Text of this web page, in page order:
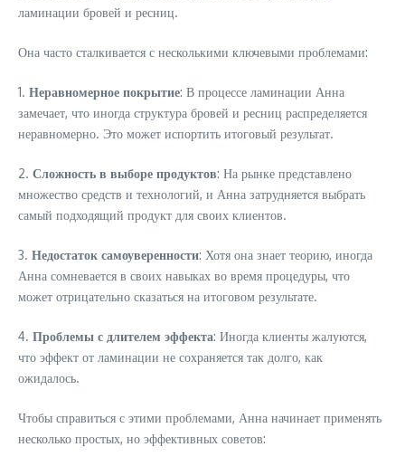
ламинации бровей и ресниц.
Она часто сталкивается с несколькими ключевыми проблемами:
1. Неравномерное покрытие: В процессе ламинации Анна
замечает, что иногда структура бровей и ресниц распределяется
неравномерно. Это может испортить итоговый результат.
2. Сложность в выборе продуктов: На рынке представлено
множество средств и технологий, и Анна затрудняется выбрать
самый подходящий продукт для своих клиентов.
3. Недостаток самоуверенности: Хотя она знает теорию, иногда
Анна сомневается в своих навыках во время процедуры, что
может отрицательно сказаться на итоговом результате.
4. Проблемы с длителем эффекта: Иногда клиенты жалуются,
что эффект от ламинации не сохраняется так долго, как
ожидалось.
Чтобы справиться с этими проблемами, Анна начинает применять
несколько простых, но эффективных советов: